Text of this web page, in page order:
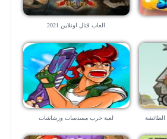
العاب قتال اونلاين 2021
لعبة حرب مسدسات ورشاشات